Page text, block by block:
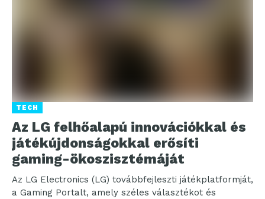
TECH
Az LG felhőalapú innovációkkal és
játékújdonságokkal erősíti
gaming-ökoszisztémáját
Az LG Electronics (LG) továbbfejleszti játékplatformját,
a Gaming Portalt, amely széles választékot és